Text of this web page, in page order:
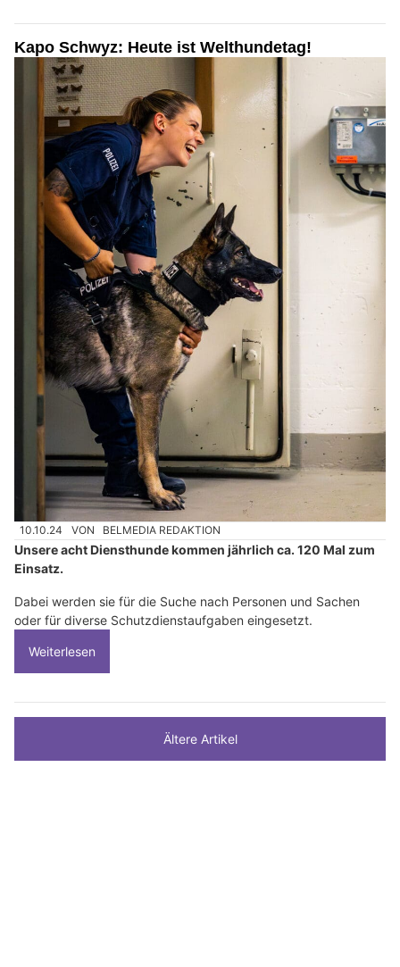
Kapo Schwyz: Heute ist Welthundetag!
10.10.24 VON BELMEDIA REDAKTION
Unsere acht Diensthunde kommen jährlich ca. 120 Mal zum
Einsatz.
Dabei werden sie für die Suche nach Personen und Sachen
oder für diverse Schutzdienstaufgaben eingesetzt.
Weiterlesen
Ältere Artikel